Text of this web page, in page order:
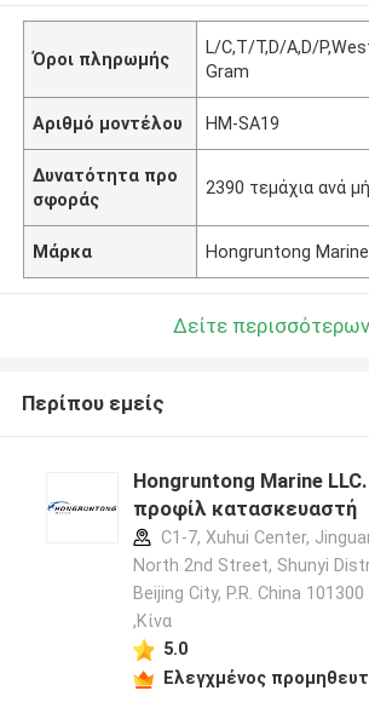
Όροι πληρωμής
L/C,T/T,D/A,D/
Gram
Αριθμό μοντέλου HM-SA19
Δυνατότητα προ
σφοράς
2390 τεμάχια ανά
Μάρκα Hongruntong Marine
Δείτε περισσότερων
Περίπου εμείς
Hongruntong Marine LLC.
προφίλ κατασκευαστή
C1-7, Xuhui Center,
North 2nd Street, Shunyi
Beijing City, P.R. China 101300
,Κίνα
5.0
Ελεγχμένος